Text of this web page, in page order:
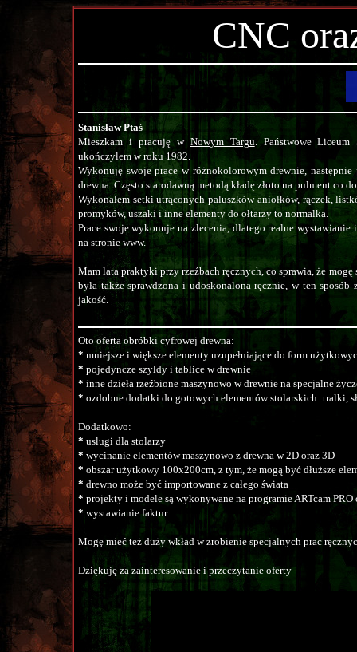
CNC
Stanisław Ptaś
Mieszkam i pracuję w Nowym Targu. Państwowe
ukończyłem w roku 1982.
Wykonuję swoje prace w różnokolorowym drewnie,
drewna. Często starodawną metodą kładę złoto na pulment co
Wykonałem setki utrąconych paluszków aniołków, rączek,
promyków, uszaki i inne elementy do ołtarzy to normalka.
Prace swoje wykonuje na zlecenia, dlatego realne
na stronie www.
Mam lata praktyki przy rzeźbach ręcznych, co sprawia, że
była także sprawdzona i udoskonalona ręcznie, w ten sposób
jakość.
Oto oferta obróbki cyfrowej drewna:
* mniejsze i większe elementy uzupełniające do form
* pojedyncze szyldy i tablice w drewnie
* inne dzieła rzeźbione maszynowo w drewnie na specjalne
* ozdobne dodatki do gotowych elementów stolarskich: tralki,
Dodatkowo:
* usługi dla stolarzy
* wycinanie elementów maszynowo z drewna w 2D oraz 3D
* obszar użytkowy 100x200cm, z tym, że mogą być dłuższe
* drewno może być importowane z całego świata
* projekty i modele są wykonywane na programie ARTcam
* wystawianie faktur
Mogę mieć też duży wkład w zrobienie specjalnych prac
Dziękuję za zainteresowanie i przeczytanie oferty